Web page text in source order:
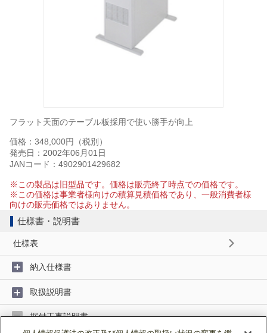
フラット天面のテーブル板採用で使い勝手が向上
価格：348,000円（税別）
発売日：2002年06月01日
JANコード：4902901429682
※この製品は旧型品です。価格は販売終了時点での価格です。
※この価格は事業者様向けの積算見積価格であり、一般消費者様
向けの販売価格ではありません。
仕様書・説明書
仕様表
納入仕様書
取扱説明書
据付工事説明書